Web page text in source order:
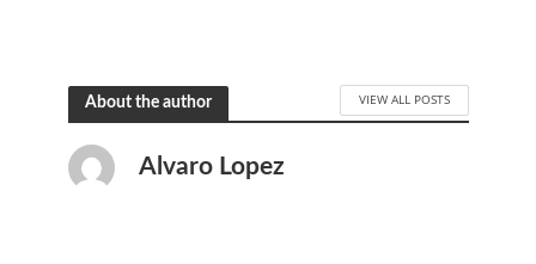
About the author VIEW ALL POSTS
Alvaro Lopez